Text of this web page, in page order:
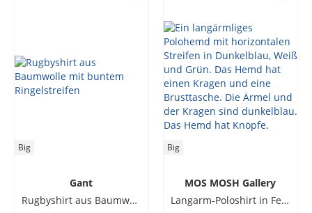
Big
Gant
Rugbyshirt aus Baumwolle mit buntem Ringelstreifen
Big
MOS MOSH Gallery
Langarm-Poloshirt in Feinstrick mit Ringelstreifen